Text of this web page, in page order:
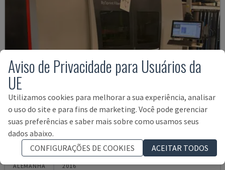
BYSPRINT FIBER 3015
BYSTRONIC - MÁQUINA DE CORTE A LASER DE FIBRA
ALEMANHA 2016
Aviso de Privacidade para Usuários da
UE
Utilizamos cookies para melhorar a sua experiência, analisar
o uso do site e para fins de marketing. Você pode gerenciar
suas preferências e saber mais sobre como usamos seus
dados abaixo.
CONFIGURAÇÕES DE COOKIES
ACEITAR TODOS